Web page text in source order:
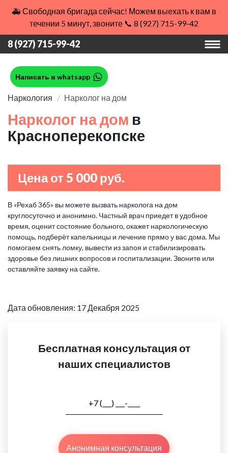
🚑 Свободная бригада сейчас! Можем выехать к вам в
течении 5 минут, звоните 📞 8 (927) 715-99-42
8 (927) 715-99-42
Написать в whatsapp
Наркология Нарколог на дом
Нарколог на дом в
Красноперекопске
Цена от 5 000 руб.
В «Рехаб 365» вы можете вызвать нарколога на дом
круглосуточно и анонимно. Частный врач приедет в удобное
время, оценит состояние больного, окажет наркологическую
помощь, подберёт капельницы и лечение прямо у вас дома. Мы
помогаем снять ломку, вывести из запоя и стабилизировать
здоровье без лишних вопросов и госпитализации. Звоните или
оставляйте заявку на сайте.
Дата обновления: 17 Декабря 2025
Бесплатная консультация от
наших специалистов
Анонимная консультация